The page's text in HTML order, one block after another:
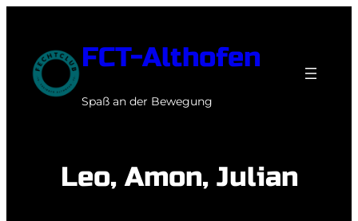
springen
FCT-Althofen
Spaß an der Bewegung
Leo, Amon, Julian